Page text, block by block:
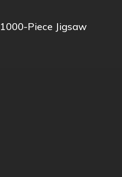
Piece Jigsaw